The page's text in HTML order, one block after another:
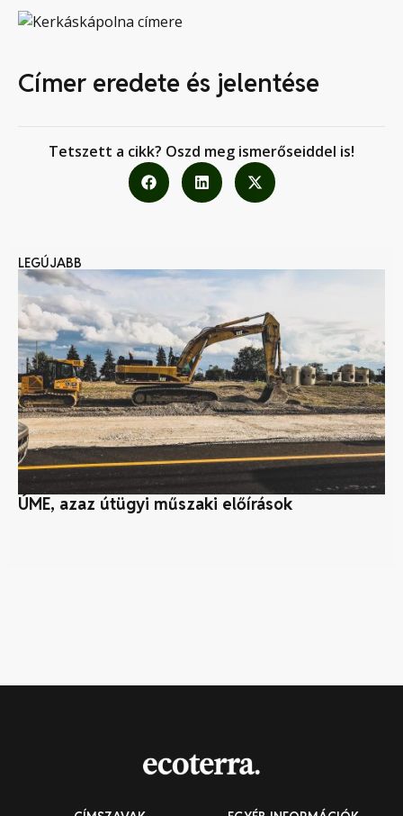
Címer eredete és jelentése
Tetszett a cikk? Oszd meg ismerőseiddel is!
LEGÚJABB
ÚME, azaz útügyi műszaki előírások